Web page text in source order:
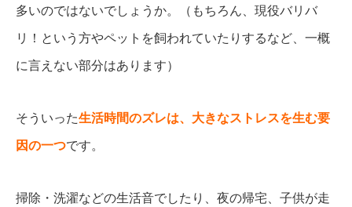
多いのではないでしょうか。（もちろん、現役バリバ
リ！という方やペットを飼われていたりするなど、一概
に言えない部分はあります）
そういった生活時間のズレは、大きなストレスを生む要
因の一つです。
掃除・洗濯などの生活音でしたり、夜の帰宅、子供が走